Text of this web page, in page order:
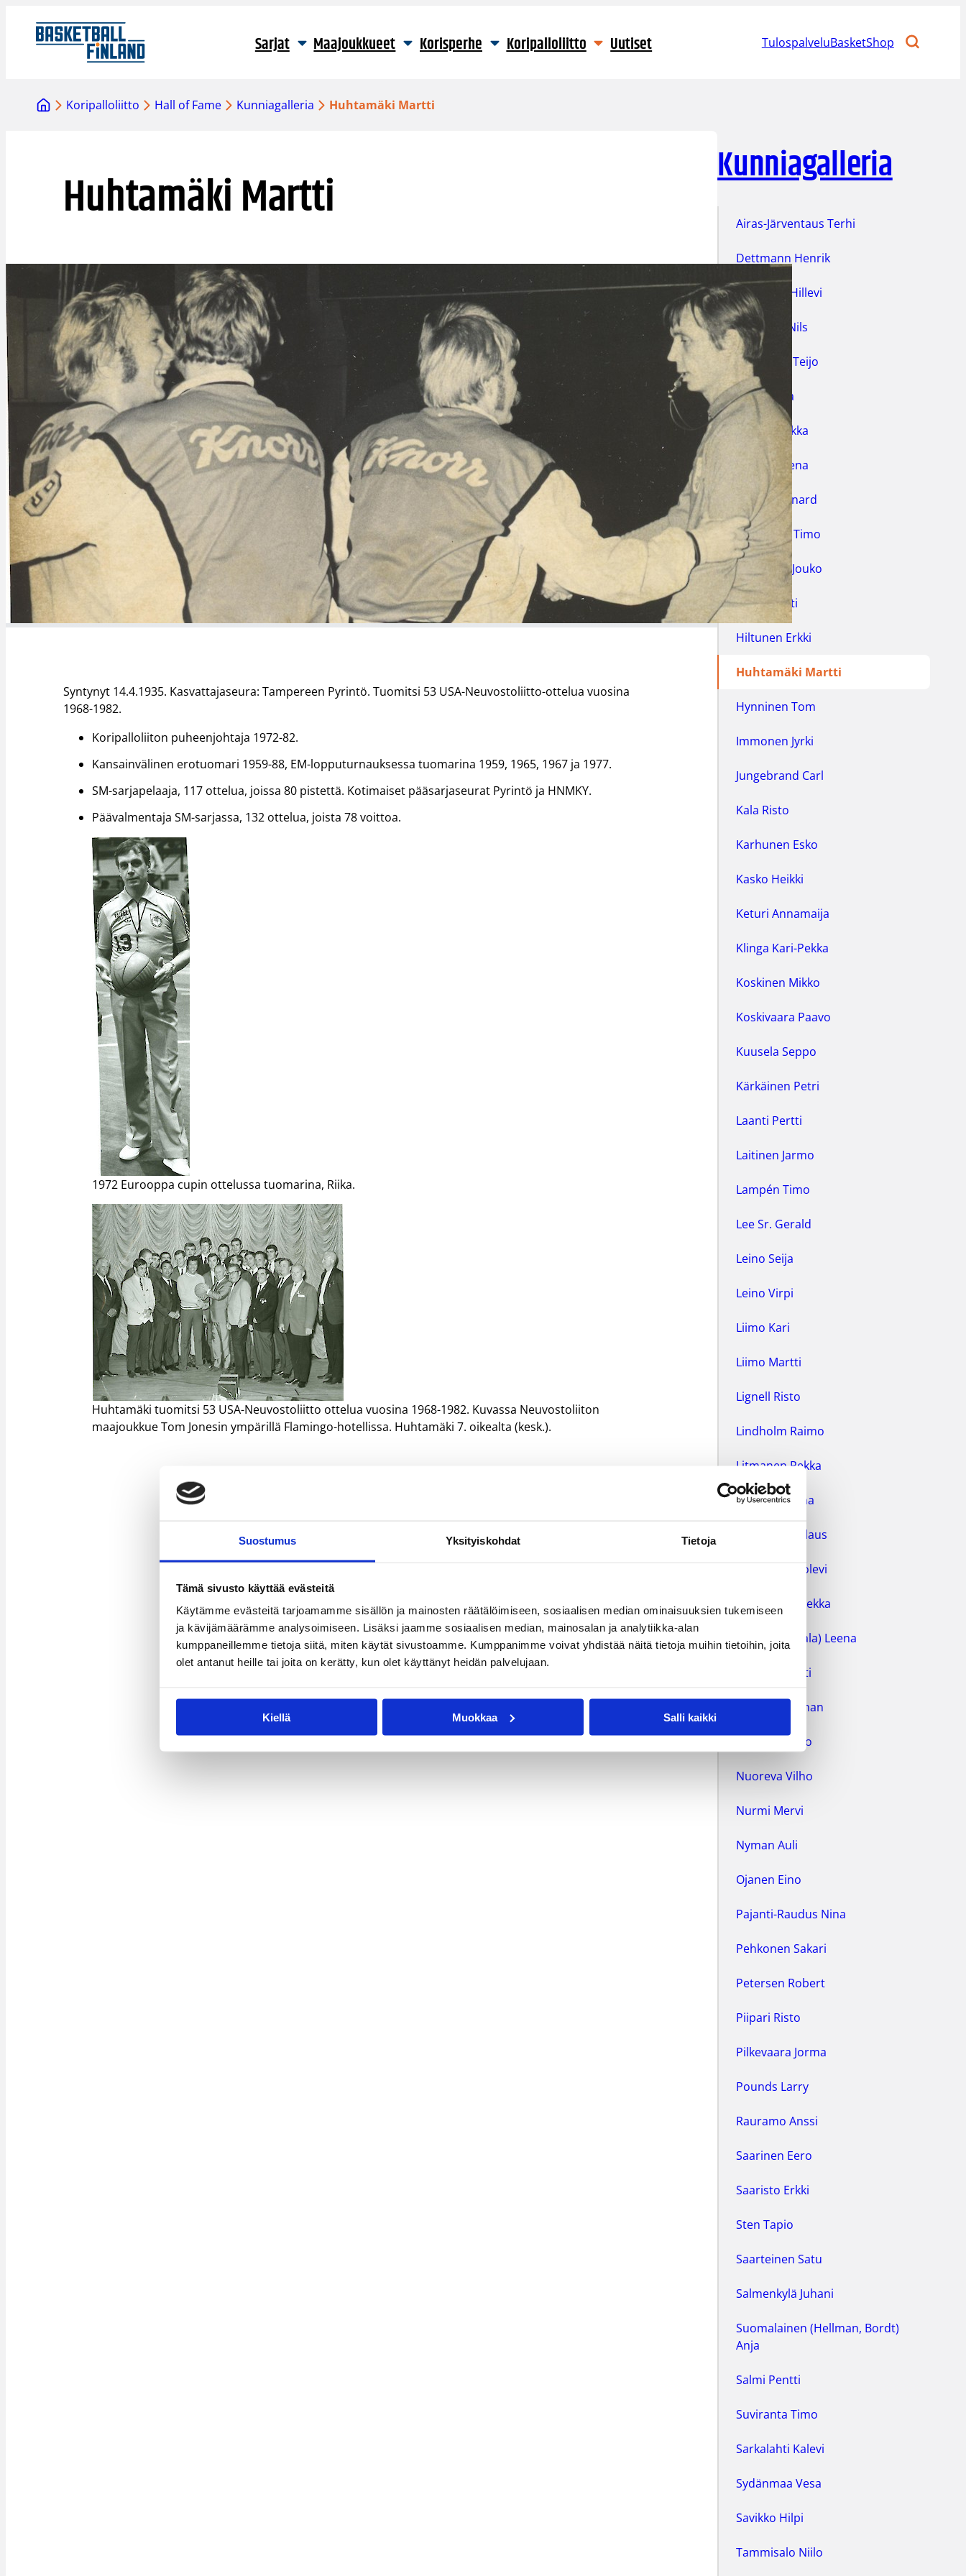
Suostumus Yksityiskohdat Tietoja
Tämä sivusto käyttää evästeitä
Käytämme evästeitä tarjoamamme sisällön ja mainosten räätälöimiseen, sosiaalisen median ominaisuuksien tukemiseen
ja kävijämäärämme analysoimiseen. Lisäksi jaamme sosiaalisen median, mainosalan ja analytiikka-alan
kumppaneillemme tietoja siitä, miten käytät sivustoamme. Kumppanimme voivat yhdistää näitä tietoja muihin tietoihin, joita
olet antanut heille tai joita on kerätty, kun olet käyttänyt heidän palvelujaan.
Kiellä Muokkaa Salli kaikki
sisältöön
Sarjat Maajoukkueet Korisperhe Koripalloliitto Uutiset TulospalveluBasketShop
Koripalloliitto Hall of Fame Kunniagalleria Huhtamäki Martti
Huhtamäki Martti
Syntynyt 14.4.1935. Kasvattajaseura: Tampereen Pyrintö. Tuomitsi 53 USA-Neuvostoliitto-ottelua vuosina
1968-1982.
Koripalloliiton puheenjohtaja 1972-82.
Kansainvälinen erotuomari 1959-88, EM-lopputurnauksessa tuomarina 1959, 1965, 1967 ja 1977.
SM-sarjapelaaja, 117 ottelua, joissa 80 pistettä. Kotimaiset pääsarjaseurat Pyrintö ja HNMKY.
Päävalmentaja SM-sarjassa, 132 ottelua, joista 78 voittoa.
1972 Eurooppa cupin ottelussa tuomarina, Riika.
Huhtamäki tuomitsi 53 USA-Neuvostoliitto ottelua vuosina 1968-1982. Kuvassa Neuvostoliiton
maajoukkue Tom Jonesin ympärillä Flamingo-hotellissa. Huhtamäki 7. oikealta (kesk.).
Kunniagalleria
Airas-Järventaus Terhi
Dettmann Henrik
Eskelinen Hillevi
Fabricius Nils
Finneman Teijo
Hakala Lea
Hakola Hilkka
Hakola Leena
Harris Bernard
Haukilahti Timo
Heikkinen Jouko
Hilke Pentti
Hiltunen Erkki
Huhtamäki Martti
Hynninen Tom
Immonen Jyrki
Jungebrand Carl
Kala Risto
Karhunen Esko
Kasko Heikki
Keturi Annamaija
Klinga Kari-Pekka
Koskinen Mikko
Koskivaara Paavo
Kuusela Seppo
Kärkäinen Petri
Laanti Pertti
Laitinen Jarmo
Lampén Timo
Lee Sr. Gerald
Leino Seija
Leino Virpi
Liimo Kari
Liimo Martti
Lignell Risto
Lindholm Raimo
Litmanen Pekka
Luhtanen Juha
Mahlamäki Klaus
Manninen Uolevi
Markkanen Pekka
Martin (Vestala) Leena
Marttila Pertti
Moore Jonathan
Mäkelä Rauno
Nuoreva Vilho
Nurmi Mervi
Nyman Auli
Ojanen Eino
Pajanti-Raudus Nina
Pehkonen Sakari
Petersen Robert
Piipari Risto
Pilkevaara Jorma
Pounds Larry
Rauramo Anssi
Saarinen Eero
Saaristo Erkki
Sten Tapio
Saarteinen Satu
Salmenkylä Juhani
Suomalainen (Hellman, Bordt)
Anja
Salmi Pentti
Suviranta Timo
Sarkalahti Kalevi
Sydänmaa Vesa
Savikko Hilpi
Tammisalo Niilo